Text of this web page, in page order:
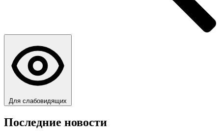
Для слабовидящих
Последние новости